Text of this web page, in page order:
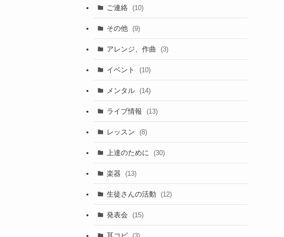
ご連絡 (10)
その他 (9)
アレンジ、作曲 (3)
イベント (10)
メンタル (14)
ライブ情報 (13)
レッスン (8)
上達のために (30)
楽器 (13)
生徒さんの活動 (12)
発表会 (15)
耳コピ (3)